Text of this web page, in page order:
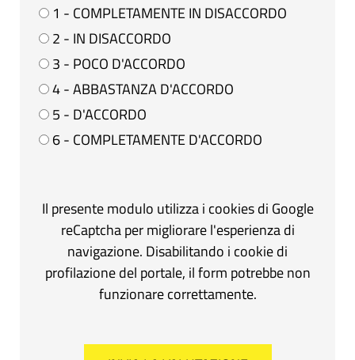
1 - COMPLETAMENTE IN DISACCORDO
2 - IN DISACCORDO
3 - POCO D'ACCORDO
4 - ABBASTANZA D'ACCORDO
5 - D'ACCORDO
6 - COMPLETAMENTE D'ACCORDO
Il presente modulo utilizza i cookies di Google
reCaptcha per migliorare l'esperienza di
navigazione. Disabilitando i cookie di
profilazione del portale, il form potrebbe non
funzionare correttamente.